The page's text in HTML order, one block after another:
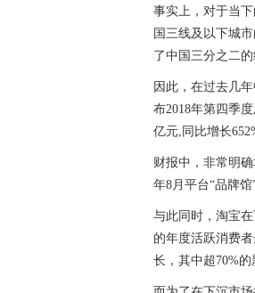
事实上，对于当
国三线及以下城
了中国三分之二的
因此，在过去几
布2018年第四季
亿元,同比增长
财报中，非常明
年8月平台“品牌
与此同时，淘宝
的年度活跃消费
长，其中超70%